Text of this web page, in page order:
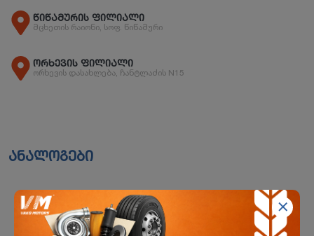
წიწამურის ფილიალი
მცხეთის რაიონი, სოფ. წიწამური
ორხევის ფილიალი
ორხევის დასახლება, ჩანტლაძის N15
ანალოგები